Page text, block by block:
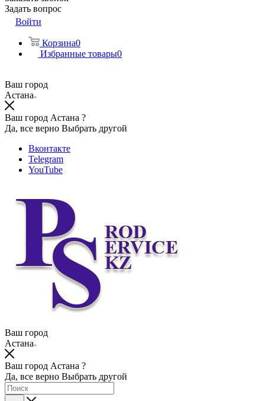
Задать вопрос
Войти
Корзина0
Избранные товары0
Ваш город
Астана
Ваш город Астана ?
Да, все верно Выбрать другой
Вконтакте
Telegram
YouTube
Ваш город
Астана
Ваш город Астана ?
Да, все верно Выбрать другой